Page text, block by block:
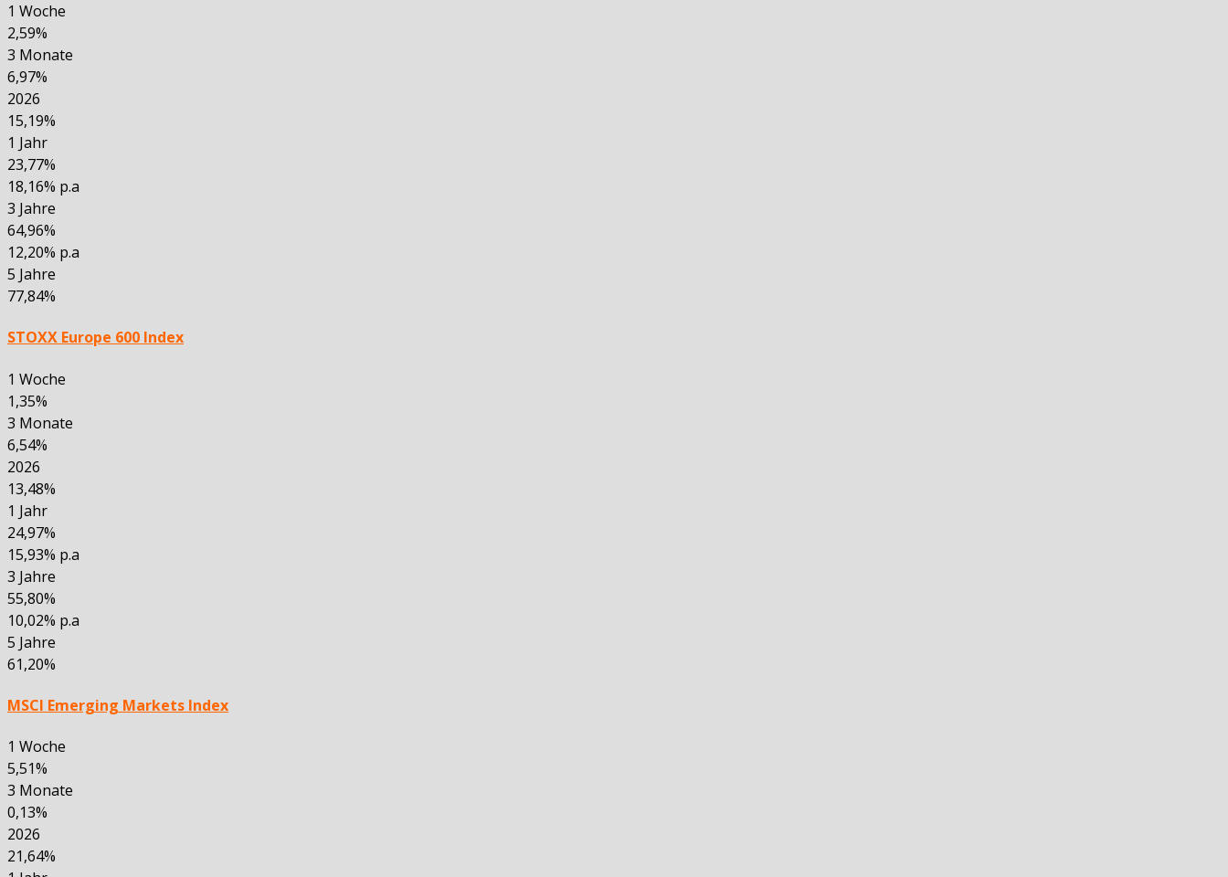
1 Woche
2,59%
3 Monate
6,97%
2026
15,19%
1 Jahr
23,77%
18,16% p.a
3 Jahre
64,96%
12,20% p.a
5 Jahre
77,84%
STOXX Europe 600 Index
1 Woche
1,35%
3 Monate
6,54%
2026
13,48%
1 Jahr
24,97%
15,93% p.a
3 Jahre
55,80%
10,02% p.a
5 Jahre
61,20%
MSCI Emerging Markets Index
1 Woche
5,51%
3 Monate
0,13%
2026
21,64%